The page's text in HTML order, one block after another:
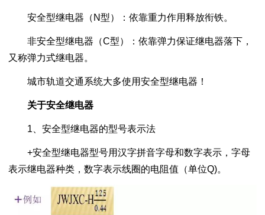
安全型继电器（N型）：依靠重力作用释放衔铁。
非安全型继电器（C型）：依靠弹力保证继电器落下，
又称弹力式继电器。
城市轨道交通系统大多使用安全型继电器！
关于安全继电器
1、安全型继电器的型号表示法
+安全型继电器型号用汉字拼音字母和数字表示，字母
表示继电器种类，数字表示线圈的电阻值（单位Q)。